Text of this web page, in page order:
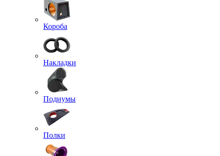
Короба
Накладки
Подиумы
Полки